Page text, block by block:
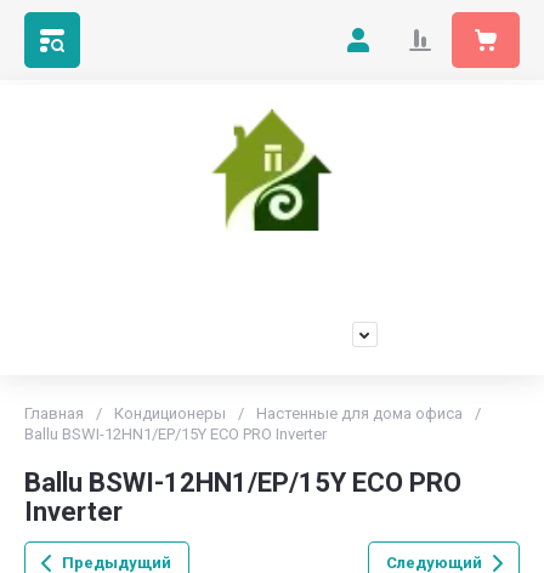
Главная / Кондиционеры / Настенные для дома офиса
/
Ballu BSWI-12HN1/EP/15Y ECO PRO Inverter
Ballu BSWI-12HN1/EP/15Y ECO PRO
Inverter
Предыдущий Следующий